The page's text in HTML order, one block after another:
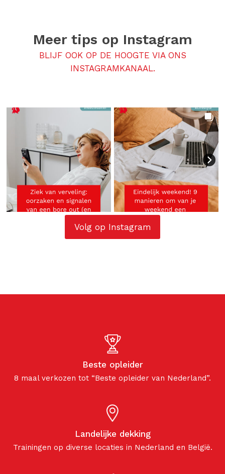
Meer tips op Instagram
BLIJF OOK OP DE HOOGTE VIA ONS
INSTAGRAMKANAAL.
Volg op Instagram
Beste opleider
8 maal verkozen tot “Beste opleider van Nederland”.
Landelijke dekking
Trainingen op diverse locaties in Nederland en België.